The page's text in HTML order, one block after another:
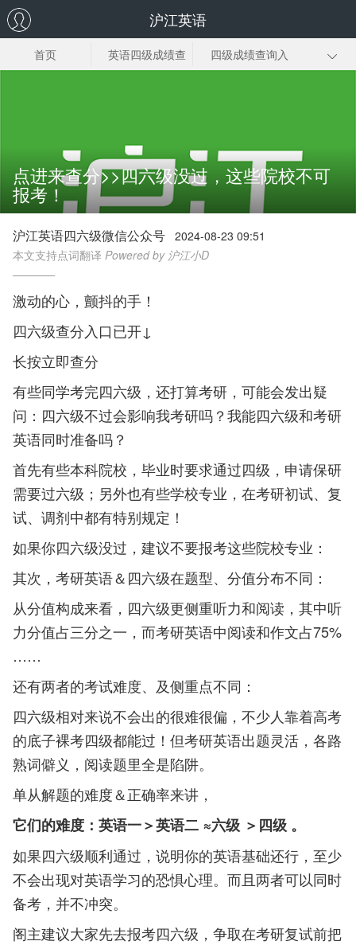
沪江英语
首页
英语四级成绩查
四级成绩查询入
点进来查分>>四六级没过，这些院校不可
报考！
沪江英语四六级微信公众号 2024-08-23 09:51
本文支持点词翻译 Powered by 沪江小D
激动的心，颤抖的手！
四六级查分入口已开↓
长按立即查分
有些同学考完四六级，还打算考研，可能会发出疑
问：四六级不过会影响我考研吗？我能四六级和考研
英语同时准备吗？
首先有些本科院校，毕业时要求通过四级，申请保研
需要过六级；另外也有些学校专业，在考研初试、复
试、调剂中都有特别规定！
如果你四六级没过，建议不要报考这些院校专业：
其次，考研英语＆四六级在题型、分值分布不同：
从分值构成来看，四六级更侧重听力和阅读，其中听
力分值占三分之一，而考研英语中阅读和作文占75%
……
还有两者的考试难度、及侧重点不同：
四六级相对来说不会出的很难很偏，不少人靠着高考
的底子裸考四级都能过！但考研英语出题灵活，各路
熟词僻义，阅读题里全是陷阱。
单从解题的难度＆正确率来讲，
它们的难度：英语一＞英语二 ≈六级 ＞四级 。
如果四六级顺利通过，说明你的英语基础还行，至少
不会出现对英语学习的恐惧心理。而且两者可以同时
备考，并不冲突。
阁主建议大家先去报考四六级，争取在考研复试前把